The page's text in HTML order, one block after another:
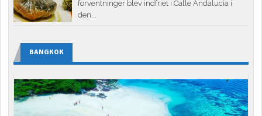
forventninger blev indfriet i Calle Andalucia i
den...
BANGKOK